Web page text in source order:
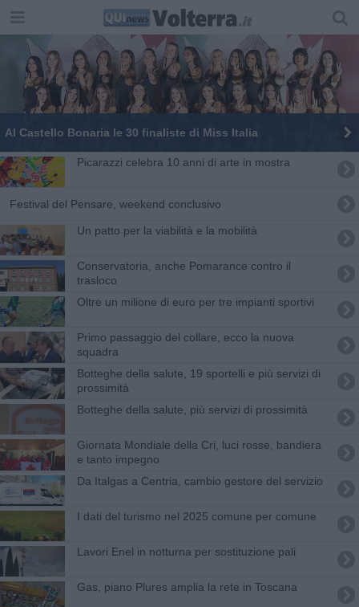
Al Castello Bonaria le 30 finaliste di Miss Italia
Picarazzi celebra 10 anni di arte in mostra
Festival del Pensare, weekend conclusivo
Un patto per la viabilità e la mobilità
Conservatoria, anche Pomarance contro il
trasloco
Oltre un milione di euro per tre impianti sportivi
Primo passaggio del collare, ecco la nuova
squadra
Botteghe della salute, 19 sportelli e più servizi di
prossimità
Botteghe della salute, più servizi di prossimità
Giornata Mondiale della Cri, luci rosse, bandiera
e tanto impegno
Da Italgas a Centria, cambio gestore del servizio
I dati del turismo nel 2025 comune per comune
Lavori Enel in notturna per sostituzione pali
Gas, piano Plures amplia la rete in Toscana